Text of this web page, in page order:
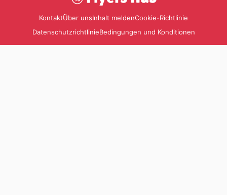
KontaktÜber unsInhalt meldenCookie-Richtlinie
DatenschutzrichtlinieBedingungen und Konditionen